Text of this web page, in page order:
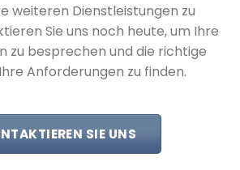
weiteren Dienstleistungen zu
Sie uns noch heute, um Ihre
zu besprechen und die richtige
Anforderungen zu finden.
SIE UNS